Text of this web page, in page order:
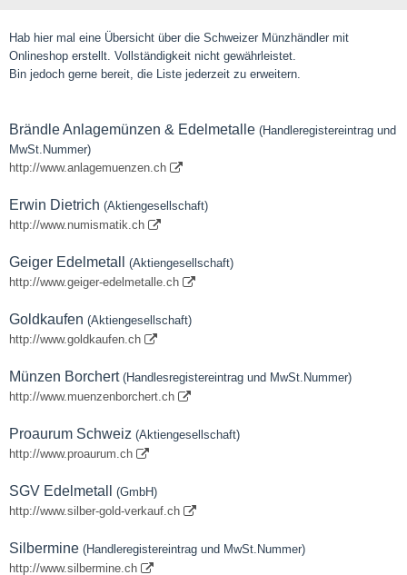
Hab hier mal eine Übersicht über die Schweizer Münzhändler mit
Onlineshop erstellt. Vollständigkeit nicht gewährleistet.
Bin jedoch gerne bereit, die Liste jederzeit zu erweitern.
Brändle Anlagemünzen & Edelmetalle (Handleregistereintrag und
MwSt.Nummer)
http://www.anlagemuenzen.ch
Erwin Dietrich (Aktiengesellschaft)
http://www.numismatik.ch
Geiger Edelmetall (Aktiengesellschaft)
http://www.geiger-edelmetalle.ch
Goldkaufen (Aktiengesellschaft)
http://www.goldkaufen.ch
Münzen Borchert(Handlesregistereintrag und MwSt.Nummer)
http://www.muenzenborchert.ch
Proaurum Schweiz (Aktiengesellschaft)
http://www.proaurum.ch
SGV Edelmetall (GmbH)
http://www.silber-gold-verkauf.ch
Silbermine (Handleregistereintrag und MwSt.Nummer)
http://www.silbermine.ch